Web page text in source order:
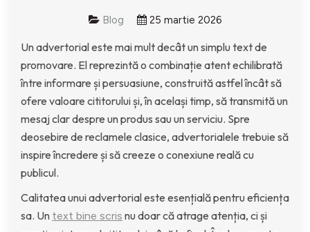
Blog 25 martie 2026
Un advertorial este mai mult decât un simplu text de
promovare. El reprezintă o combinație atent echilibrată
între informare și persuasiune, construită astfel încât să
ofere valoare cititorului și, în același timp, să transmită un
mesaj clar despre un produs sau un serviciu. Spre
deosebire de reclamele clasice, advertorialele trebuie să
inspire încredere și să creeze o conexiune reală cu
publicul.
Calitatea unui advertorial este esențială pentru eficiența
sa. Un text bine scris nu doar că atrage atenția, ci și